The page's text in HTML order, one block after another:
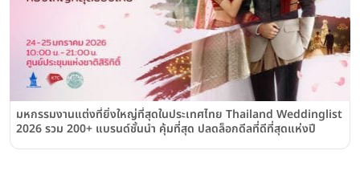
มหกรรมงานแต่งที่ยิ่งใหญ่ที่สุดในประเทศไทย Thailand Weddinglist
2026 รวม 200+ แบรนด์ชั้นนำ คุ้มที่สุด ปลดล็อกดีลที่ดีที่สุดแห่งปี